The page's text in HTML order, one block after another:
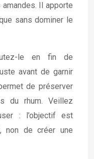
Il apporte
sans dominer le
le en fin de
avant de garnir
de préserver
du rhum. Veillez
: l’objectif est
non de créer une